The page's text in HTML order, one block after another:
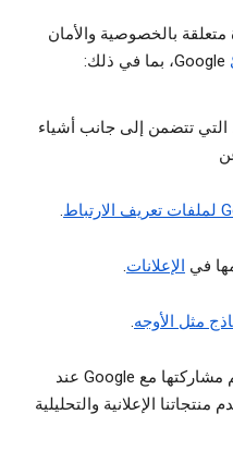
بالخصوصية والأمان
التي تتضمن إلى جانب أشياء
.
في الإعلانات.
مثل الأوجه.
توضح البيانات التي تتم مشاركتها مع Google عند
الإعلانية والتحليلية